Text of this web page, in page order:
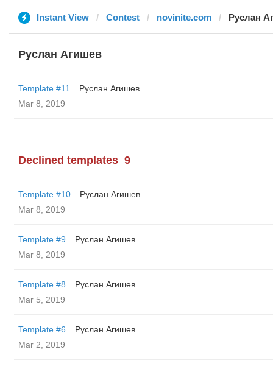
Instant View Contest novinite.com Руслан
Руслан Агишев
Template #11
Руслан Агишев
Mar 8, 2019
Declined templates 9
Template #10
Руслан Агишев
Mar 8, 2019
Template #9
Руслан Агишев
Mar 8, 2019
Template #8
Руслан Агишев
Mar 5, 2019
Template #6
Руслан Агишев
Mar 2, 2019